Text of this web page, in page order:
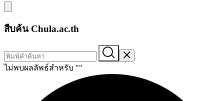
สืบค้น Chula.ac.th
ไม่พบผลลัพธ์สำหรับ ""